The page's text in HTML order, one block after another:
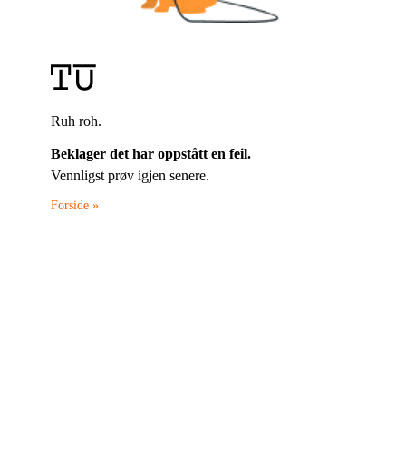
Ruh roh.
Beklager det har oppstått en feil.
Vennligst prøv igjen senere.
Forside »